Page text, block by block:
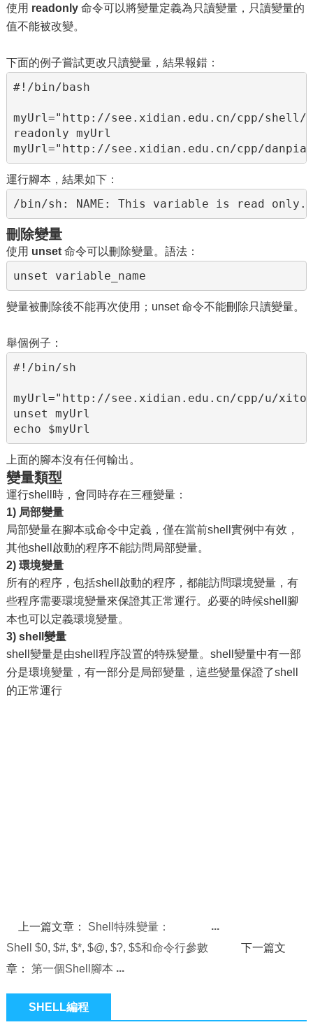
使用 readonly命令可以將變量定義為只讀變量，只讀變量的
值不能被改變。
下面的例子嘗試更改只讀變量，結果報錯：
#!/bin/bash
myUrl="http://see.xidian.edu.cn/cpp/shell/
readonly myUrl
myUrl="http://see.xidian.edu.cn/cpp/
運行腳本，結果如下：
/bin/sh: NAME: This variable is read only.
刪除變量
使用 unset命令可以刪除變量。語法：
unset variable_name
變量被刪除後不能再次使用；unset 命令不能刪除只讀變量。
舉個例子：
#!/bin/sh
myUrl="http://see.xidian.edu.cn/cpp/u/
unset myUrl
echo $myUrl
上面的腳本沒有任何輸出。
變量類型
運行shell時，會同時存在三種變量：
1) 局部變量
局部變量在腳本或命令中定義，僅在當前shell實例中有效，
其他shell啟動的程序不能訪問局部變量。
2) 環境變量
所有的程序，包括shell啟動的程序，都能訪問環境變量，有
些程序需要環境變量來保證其正常運行。必要的時候shell腳
本也可以定義環境變量。
3) shell變量
shell變量是由shell程序設置的特殊變量。shell變量中有一部
分是環境變量，有一部分是局部變量，這些變量保證了shell
的正常運行
上一篇文章： Shell特殊變量：
Shell $0, $#, $*, $@, $?, $$和命令行參數
下一篇文
章： 第一個Shell腳本
SHELL編程